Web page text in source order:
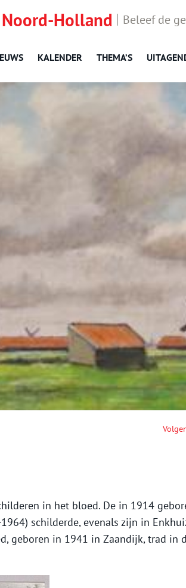
Holland Beleef de
KALENDER THEMA’S
in het bloed. De in 1914
schilderde, evenals zijn in
geboren in 1941 in Zaandijk, trad in